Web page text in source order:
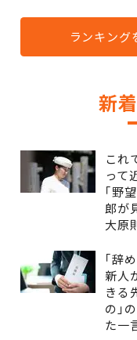
ランキング
新
これ
って
｢野
郎が
大原
｢辞
新人
きる
の｣
た一